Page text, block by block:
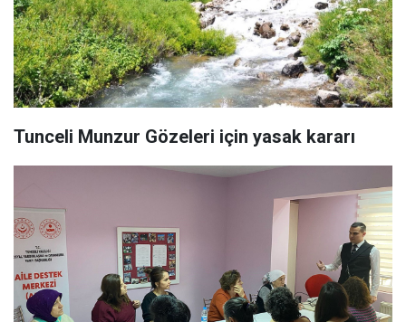
Tunceli Munzur Gözeleri için yasak kararı